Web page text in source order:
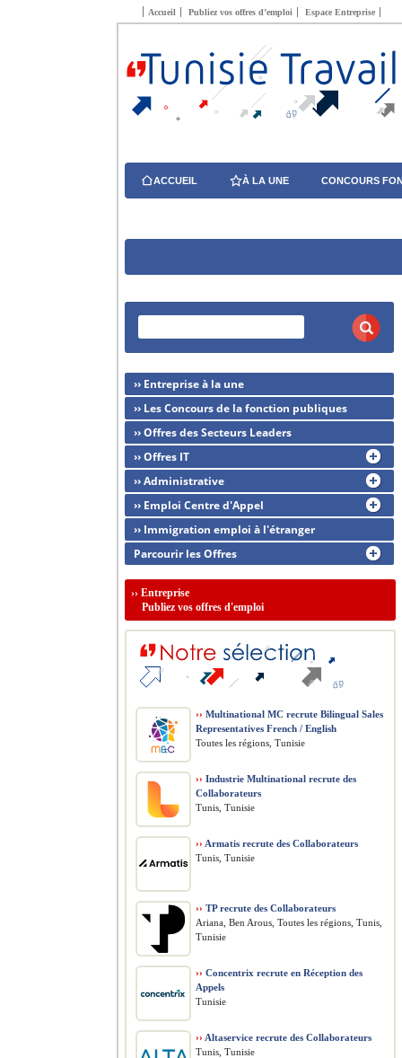
Accueil Publiez vos offres d’emploi Espace Entreprise
ACCUEIL À LA UNE CONCOURS
›› Entreprise à la une
›› Les Concours de la fonction publiques
›› Offres des Secteurs Leaders
›› Offres IT
›› Administrative
›› Emploi Centre d'Appel
›› Immigration emploi à l'étranger
Parcourir les Offres
›› Entreprise
Publiez vos offres d'emploi
›› Multinational MC recrute Bilingual Sales
Representatives French / English
Toutes les régions, Tunisie
›› Industrie Multinational recrute des
Collaborateurs
Tunis, Tunisie
›› Armatis recrute des Collaborateurs
Tunis, Tunisie
›› TP recrute des Collaborateurs
Ariana, Ben Arous, Toutes les régions, Tunis,
Tunisie
›› Concentrix recrute en Réception des
Appels
Tunisie
›› Altaservice recrute des Collaborateurs
Tunis, Tunisie